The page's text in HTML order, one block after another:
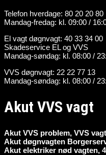
Telefon hverdage: 80 20 20 80
Mandag-fredag: kl. 09:00 /
El vagt døgnvagt: 40 33 34 00
Skadeservice EL og VVS
Mandag-søndag: kl. 08:00 /
VVS døgnvagt: 22 22 77 13
Mandag-søndag: kl. 08:00 /
Akut VVS vagt
Akut VVS problem, VVS
Akut døgnvagten
Akut elektriker nød vagten,